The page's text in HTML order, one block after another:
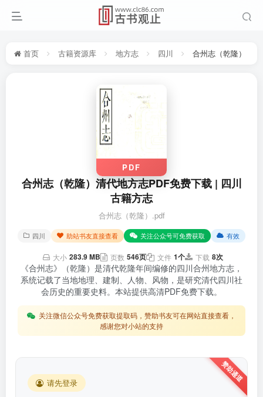
首页 古籍资源库 地方志 四川 合州志（乾隆）
PDF
合州志（乾隆）清代地方志PDF免费下载 | 四川
古籍方志
合州志（乾隆）.pdf
四川 助站书友直接查看 关注公众号可免费获取 有效
大小 283.9 MB 页数 546页 文件 1个 下载 8次
《合州志》（乾隆）是清代乾隆年间编修的四川合州地方志，
系统记载了当地地理、建制、人物、风物，是研究清代四川社
会历史的重要史料。本站提供高清PDF免费下载。
关注微信公众号免费获取提取码，赞助书友可在网站直接查看，
感谢您对小站的支持
请先登录